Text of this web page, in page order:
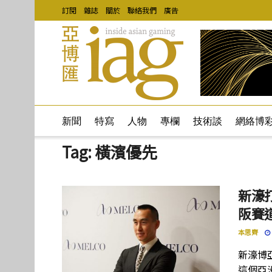
訂閱 雜誌 關於 聯絡我們 廣告
新聞 特寫 人物 專欄 技術談 網絡博
Tag:橫濱優先
新濠
阪賽
本思齊
新濠博